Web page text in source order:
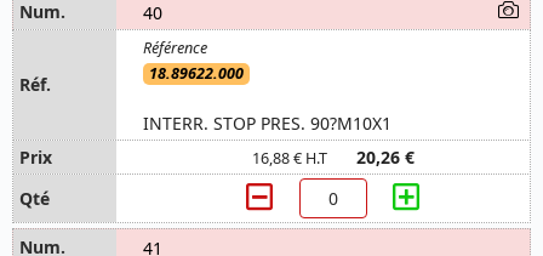
40
18.89622.000
INTERR. STOP PRES. 90?M10X1
16,88 € H.T 20,26 €
41